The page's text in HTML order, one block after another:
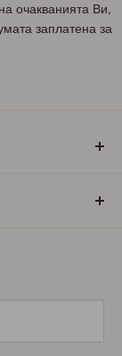
очакванията Ви,
заплатена за
ни се